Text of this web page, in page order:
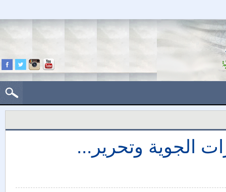
الجوية وتحرير...